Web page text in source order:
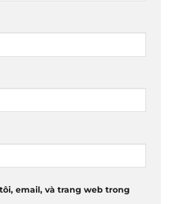
email, và trang web trong